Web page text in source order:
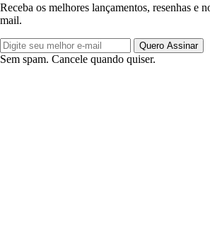
Receba os melhores lançamentos, resenhas e
mail.
Quero Assinar
Sem spam. Cancele quando quiser.